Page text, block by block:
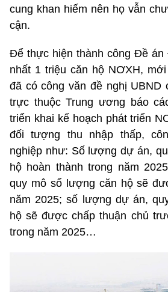
cung khan hiếm nên họ vẫn
cận.
Để thực hiện thành công Đề
nhất 1 triệu căn hộ NƠXH,
đã có công văn đề nghị UBND
trực thuộc Trung ương báo
triển khai kế hoạch phát triển
đối tượng thu nhập thấp,
nghiệp như: Số lượng dự án,
hộ hoàn thành trong năm
quy mô số lượng căn hộ sẽ
năm 2025; số lượng dự án,
hộ sẽ được chấp thuận chủ
trong năm 2025…